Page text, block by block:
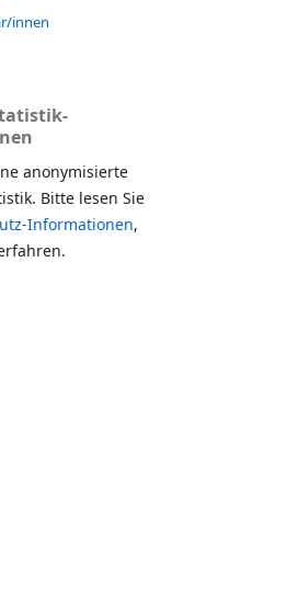
innen
anonymisierte
Bitte lesen Sie
Informationen,